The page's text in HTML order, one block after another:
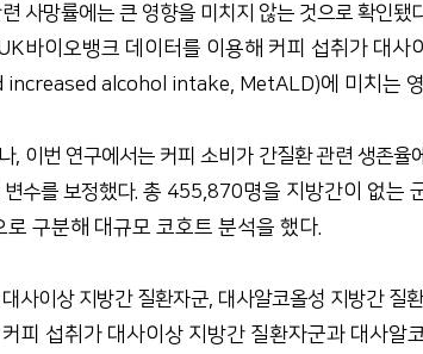
사망률에는 큰 영향을 미치지 않는 것으로 확인됐
바이오뱅크 데이터를 이용해 커피 섭취가
alcohol intake, MetALD)에 미치는
, 이번 연구에서는 커피 소비가 간질환 관련 생존
수를 보정했다.총 455,870명을 지방간이 없는
구분해 대규모 코호트 분석을 했다.
사이상 지방간 질환자군, 대사알코올성 지방간
피 섭취가 대사이상 지방간 질환자군과 대사